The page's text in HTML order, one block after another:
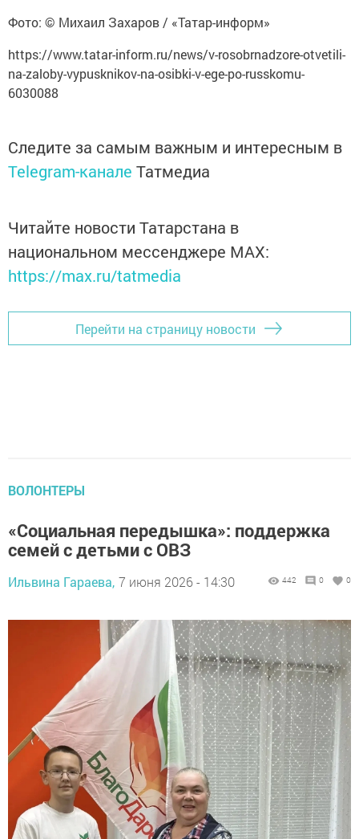
Фото: © Михаил Захаров / «Татар-информ»
https://www.tatar-inform.ru/news/v-rosobrnadzore-otvetili-
na-zaloby-vypusknikov-na-osibki-v-ege-po-russkomu-
6030088
Следите за самым важным и интересным в
Telegram-канале Татмедиа
Читайте новости Татарстана в
национальном мессенджере MАХ:
https://max.ru/tatmedia
Перейти на страницу новости
ВОЛОНТЕРЫ
«Социальная передышка»: поддержка
семей с детьми с ОВЗ
Ильвина Гараева, 7 июня 2026 - 14:30 442 0 0